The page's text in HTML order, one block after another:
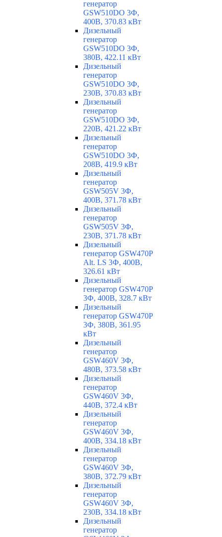
генератор
GSW510DO 3Ф,
400В, 370.83 кВт
Дизельный
генератор
GSW510DO 3Ф,
380В, 422.11 кВт
Дизельный
генератор
GSW510DO 3Ф,
230В, 370.83 кВт
Дизельный
генератор
GSW510DO 3Ф,
220В, 421.22 кВт
Дизельный
генератор
GSW510DO 3Ф,
208В, 419.9 кВт
Дизельный
генератор
GSW505V 3Ф,
400В, 371.78 кВт
Дизельный
генератор
GSW505V 3Ф,
230В, 371.78 кВт
Дизельный
генератор GSW470P
Alt. LS 3Ф, 400В,
326.61 кВт
Дизельный
генератор GSW470P
3Ф, 400В, 328.7 кВт
Дизельный
генератор GSW470P
3Ф, 380В, 361.95
кВт
Дизельный
генератор
GSW460V 3Ф,
480В, 373.58 кВт
Дизельный
генератор
GSW460V 3Ф,
440В, 372.4 кВт
Дизельный
генератор
GSW460V 3Ф,
400В, 334.18 кВт
Дизельный
генератор
GSW460V 3Ф,
380В, 372.79 кВт
Дизельный
генератор
GSW460V 3Ф,
230В, 334.18 кВт
Дизельный
генератор